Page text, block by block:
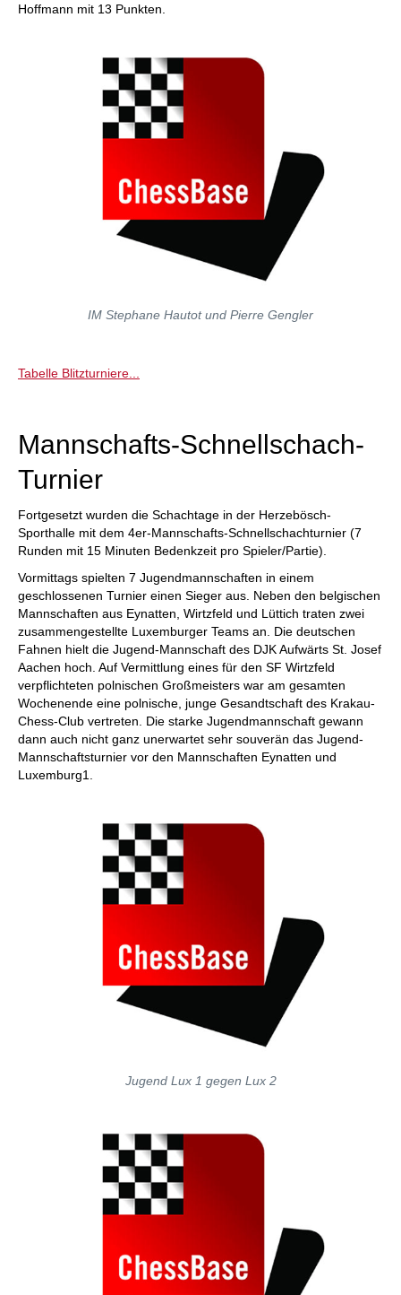
Hoffmann mit 13 Punkten.
IM Stephane Hautot und Pierre Gengler
Tabelle Blitzturniere...
Mannschafts-Schnellschach-
Turnier
Fortgesetzt wurden die Schachtage in der Herzebösch-
Sporthalle mit dem 4er-Mannschafts-Schnellschachturnier (7
Runden mit 15 Minuten Bedenkzeit pro Spieler/Partie).
Vormittags spielten 7 Jugendmannschaften in einem
geschlossenen Turnier einen Sieger aus. Neben den belgischen
Mannschaften aus Eynatten, Wirtzfeld und Lüttich traten zwei
zusammengestellte Luxemburger Teams an. Die deutschen
Fahnen hielt die Jugend-Mannschaft des DJK Aufwärts St. Josef
Aachen hoch. Auf Vermittlung eines für den SF Wirtzfeld
verpflichteten polnischen Großmeisters war am gesamten
Wochenende eine polnische, junge Gesandtschaft des Krakau-
Chess-Club vertreten. Die starke Jugendmannschaft gewann
dann auch nicht ganz unerwartet sehr souverän das Jugend-
Mannschaftsturnier vor den Mannschaften Eynatten und
Luxemburg1.
Jugend Lux 1 gegen Lux 2